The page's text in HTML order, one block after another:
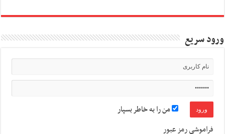
ورود سریع
من را به خاطر بسپار
فراموشی رمز عبور